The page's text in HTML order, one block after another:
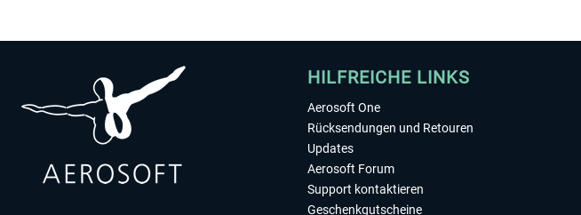
HILFREICHE LINKS
Aerosoft One
Rücksendungen und Retouren
Updates
Aerosoft Forum
Support kontaktieren
Geschenkgutscheine